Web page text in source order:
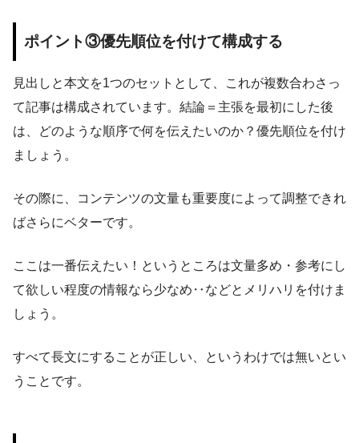
ポイント③優先順位を付けて構成する
見出しと本文を1つのセットとして、これが複数合わさっ
て記事は構成されています。結論＝主張を最初にした後
は、どのような順序で何を伝えたいのか？優先順位を付け
ましょう。
その際に、コンテンツの文量も重要度によって調整できれ
ばさらにベターです。
ここは一番伝えたい！というところは文量多め・参考にし
て欲しい程度の情報なら少なめ‥などとメリハリを付けま
しょう。
すべて長文にすることが正しい、というわけでは無いとい
うことです。